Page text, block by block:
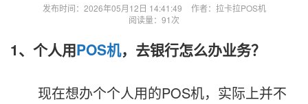
发布时间：2026年05月12日 14:41:49
作者：拉卡拉POS机
阅读量：91次
1、个人用POS机，去银行怎么办业务？
现在想办个个人用的POS机，实际上并不